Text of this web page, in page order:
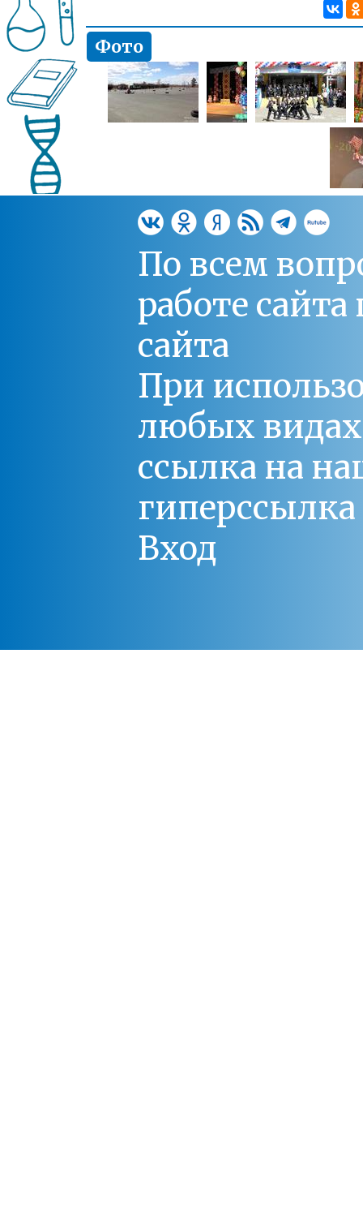
Фото
По всем
работе
сайта
При
любых
ссылка на
Вход